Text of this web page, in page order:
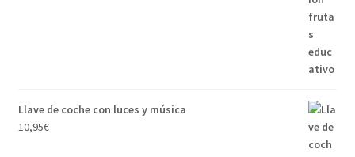
Llave de coche con luces y música
10,95€